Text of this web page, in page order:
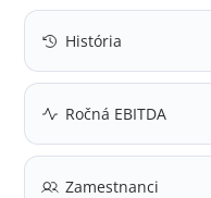
História
Ročná EBITDA
Zamestnanci